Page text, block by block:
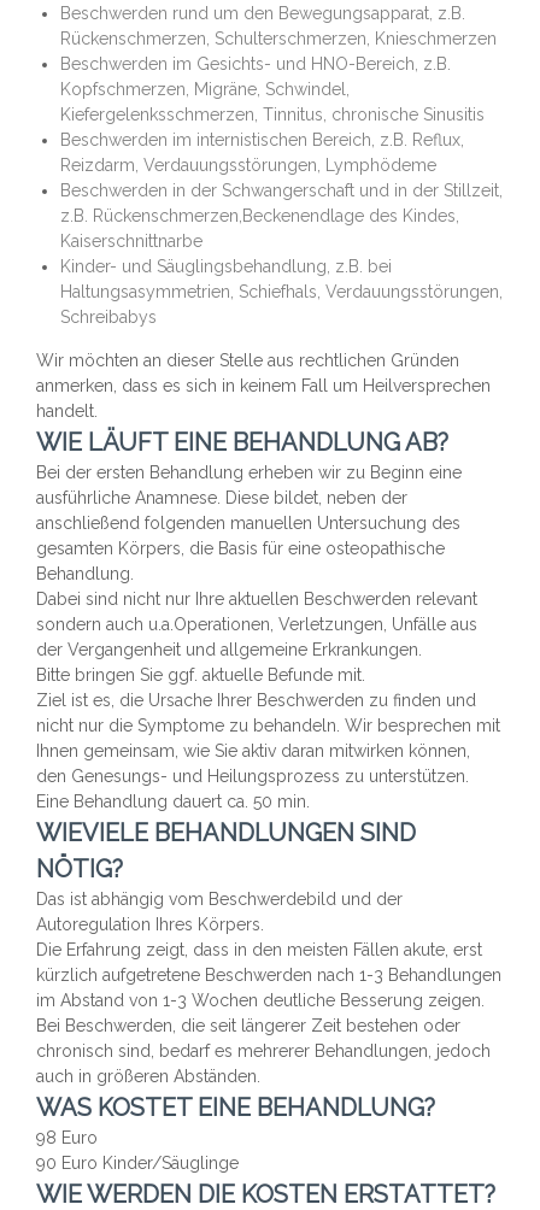
Beschwerden rund um den Bewegungsapparat, z.B.
Rückenschmerzen, Schulterschmerzen, Knieschmerzen
Beschwerden im Gesichts- und HNO-Bereich, z.B.
Kopfschmerzen, Migräne, Schwindel,
Kiefergelenksschmerzen, Tinnitus, chronische Sinusitis
Beschwerden im internistischen Bereich, z.B. Reflux,
Reizdarm, Verdauungsstörungen, Lymphödeme
Beschwerden in der Schwangerschaft und in der Stillzeit,
z.B. Rückenschmerzen,Beckenendlage des Kindes,
Kaiserschnittnarbe
Kinder- und Säuglingsbehandlung, z.B. bei
Haltungsasymmetrien, Schiefhals, Verdauungsstörungen,
Schreibabys
Wir möchten an dieser Stelle aus rechtlichen Gründen
anmerken, dass es sich in keinem Fall um Heilversprechen
handelt.
WIE LÄUFT EINE BEHANDLUNG AB?
Bei der ersten Behandlung erheben wir zu Beginn eine
ausführliche Anamnese. Diese bildet, neben der
anschließend folgenden manuellen Untersuchung des
gesamten Körpers, die Basis für eine osteopathische
Behandlung.
Dabei sind nicht nur Ihre aktuellen Beschwerden relevant
sondern auch u.a.Operationen, Verletzungen, Unfälle aus
der Vergangenheit und allgemeine Erkrankungen.
Bitte bringen Sie ggf. aktuelle Befunde mit.
Ziel ist es, die Ursache Ihrer Beschwerden zu finden und
nicht nur die Symptome zu behandeln. Wir besprechen mit
Ihnen gemeinsam, wie Sie aktiv daran mitwirken können,
den Genesungs- und Heilungsprozess zu unterstützen.
Eine Behandlung dauert ca. 50 min.
WIEVIELE BEHANDLUNGEN SIND
NÖTIG?
Das ist abhängig vom Beschwerdebild und der
Autoregulation Ihres Körpers.
Die Erfahrung zeigt, dass in den meisten Fällen akute, erst
kürzlich aufgetretene Beschwerden nach 1-3 Behandlungen
im Abstand von 1-3 Wochen deutliche Besserung zeigen.
Bei Beschwerden, die seit längerer Zeit bestehen oder
chronisch sind, bedarf es mehrerer Behandlungen, jedoch
auch in größeren Abständen.
WAS KOSTET EINE BEHANDLUNG?
98 Euro
90 Euro Kinder/Säuglinge
WIE WERDEN DIE KOSTEN ERSTATTET?